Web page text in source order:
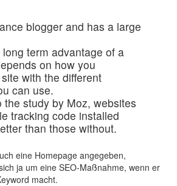
blogger and has a large
term advantage of a
on how you
with the different
can use.
the study by Moz, websites
tracking code installed
than those without.
eine Homepage angegeben,
ja um eine SEO-Maßnahme, wenn er
macht.